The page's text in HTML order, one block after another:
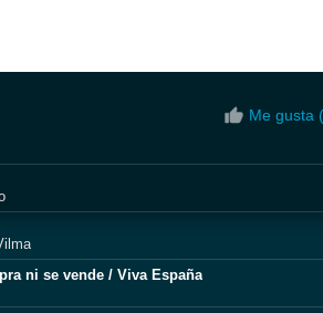
Me gusta (
ni se vende / Viva España